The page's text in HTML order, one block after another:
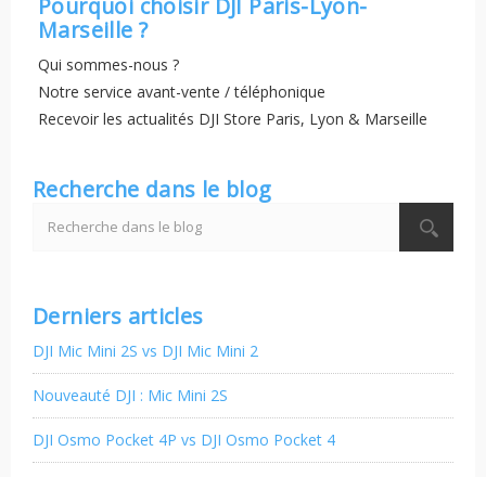
Marseille ?
Qui sommes-nous ?
Notre service avant-vente / téléphonique
Recevoir les actualités DJI Store Paris, Lyon & Marseille
Recherche dans le blog
Derniers articles
DJI Mic Mini 2S vs DJI Mic Mini 2
Nouveauté DJI : Mic Mini 2S
DJI Osmo Pocket 4P vs DJI Osmo Pocket 4